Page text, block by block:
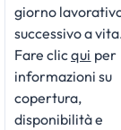
giorno
successivo a
Fare clicqui per
informazioni su
copertura,
disponibilità e